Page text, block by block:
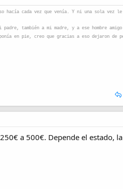
hacía cada vez que venía. Y ni una sola vez
también a mi madre, y a ese hombre
en pie, creo que gracias a eso dejaron de
a 500€. Depende el estado, la